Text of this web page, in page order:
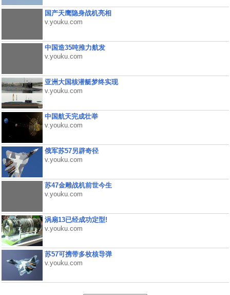
国产天鹰隐身战机亮相
v.youku.com
中国造35吨推力航发
v.youku.com
亚洲大国核潜艇梦终实现
v.youku.com
中国航天完成壮举
v.youku.com
俄军苏57另辟奇径
v.youku.com
苏47金雕战机前世今生
v.youku.com
涡扇13已经成功定型!
v.youku.com
苏57可携带多枚核导弹
v.youku.com